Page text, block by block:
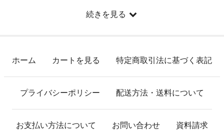
続きを見る
ホーム カートを見る 特定商取引法に基づく表記
プライバシーポリシー 配送方法・送料について
お支払い方法について お問い合わせ 資料請求